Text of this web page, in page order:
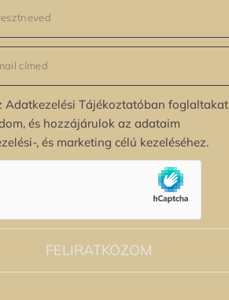
Adatkezelési Tájékoztatóban foglaltakat
és hozzájárulok az adataim
, és marketing célú kezeléséhez.
FELIRATKOZOM